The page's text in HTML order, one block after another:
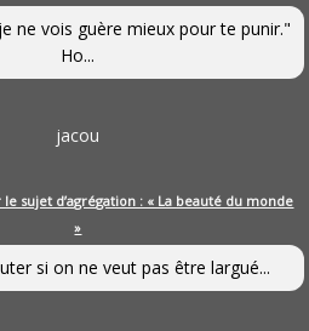
ne vois guère mieux pour te punir."
Ho...
jacou
sujet d’agrégation : « La beauté du monde
»
si on ne veut pas être largué...